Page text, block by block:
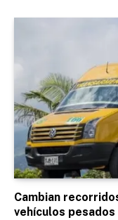
Cambian
vehículos